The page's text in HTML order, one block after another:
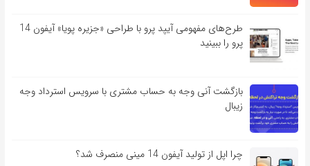
طرح‌های مفهومی آیپد پرو با طراحی «جزیره پویا» آیفون 14
پرو را ببینید
بازگشت آنی وجه به حساب مشتری با سرویس استرداد وجه
زیبال
چرا اپل از تولید آیفون 14 مینی منصرف شد؟